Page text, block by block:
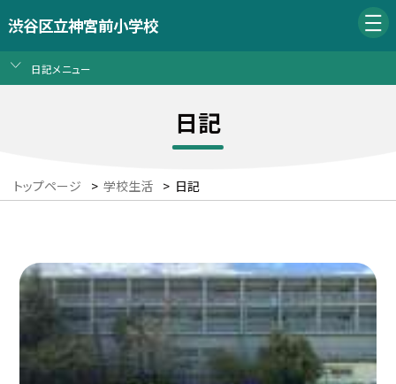
渋谷区立神宮前小学校
日記メニュー
日記
トップページ > 学校生活 > 日記